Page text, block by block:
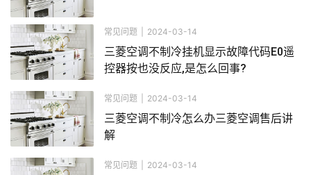
常见问题 2024-03-14
三菱空调不制冷挂机显示故障代码E0遥
控器按也没反应,是怎么回事?
常见问题 2024-03-14
三菱空调不制冷怎么办三菱空调售后讲
解
常见问题 2024-03-14